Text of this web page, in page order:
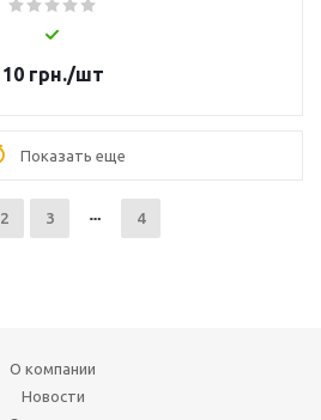
10 грн./шт
Показать еще
2 3 4
О компании
Новости